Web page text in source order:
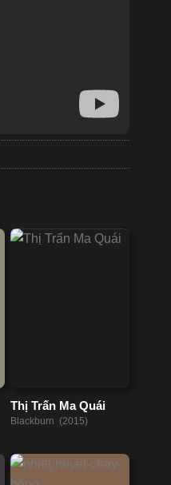
Thị Trấn Ma Quái
Blackburn (2015)